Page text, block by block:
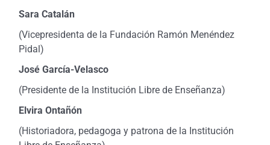
Sara Catalán
(Vicepresidenta de la Fundación Ramón Menéndez
Pidal)
José García-Velasco
(Presidente de la Institución Libre de Enseñanza)
Elvira Ontañón
(Historiadora, pedagoga y patrona de la Institución